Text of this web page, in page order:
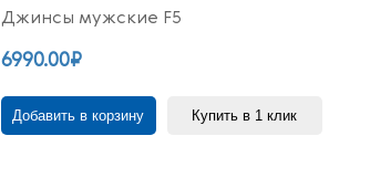
Джинсы мужские F5
6990.00₽
Добавить в корзину Купить в 1 клик